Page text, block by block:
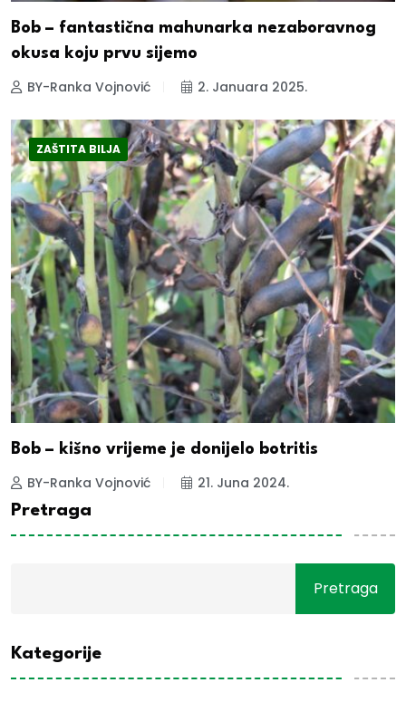
Bob – fantastična mahunarka nezaboravnog
okusa koju prvu sijemo
BY-Ranka Vojnović 2. Januara 2025.
ZAŠTITA BILJA
Bob – kišno vrijeme je donijelo botritis
BY-Ranka Vojnović
21. Juna 2024.
Pretraga
Pretraga
Kategorije